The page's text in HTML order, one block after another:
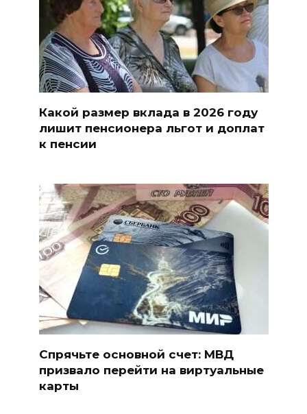
Какой размер вклада в 2026 году
лишит пенсионера льгот и доплат
к пенсии
Спрячьте основной счет: МВД
призвало перейти на виртуальные
карты